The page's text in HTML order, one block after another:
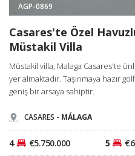
AGP-0869
Casares'te Özel
Müstakil Villa
Müstakil villa, Malaga Casares'te
yer almaktadır. Taşınmaya hazır
geniş bir arsaya sahiptir.
CASARES - MÁLAGA
4 €5.750.000 5